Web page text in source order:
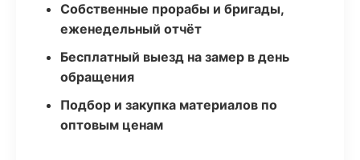
Собственные прорабы и бригады,
еженедельный отчёт
Бесплатный выезд на замер в день
обращения
Подбор и закупка материалов по
оптовым ценам